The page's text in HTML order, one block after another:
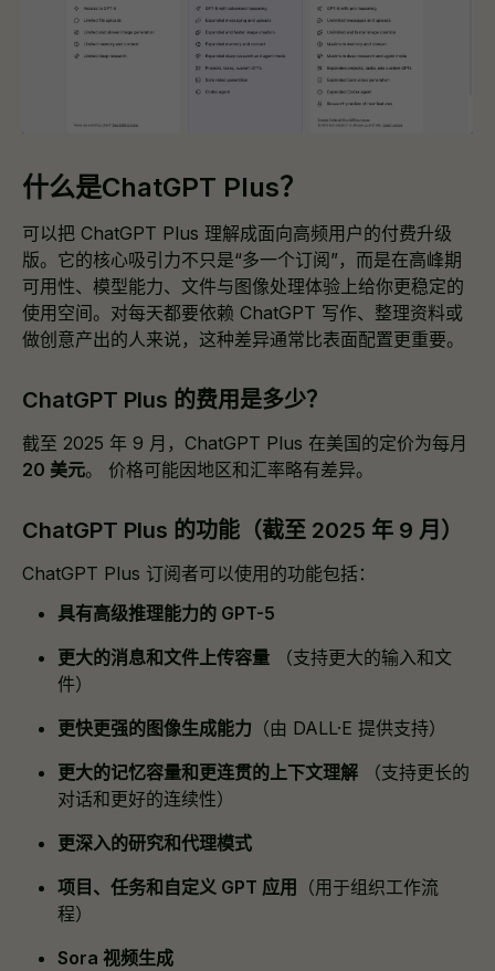
什么是ChatGPT Plus？
可以把 ChatGPT Plus 理解成面向高频用户的付费升级
版。它的核心吸引力不只是“多一个订阅”，而是在高峰期
可用性、模型能力、文件与图像处理体验上给你更稳定的
使用空间。对每天都要依赖 ChatGPT 写作、整理资料或
做创意产出的人来说，这种差异通常比表面配置更重要。
ChatGPT Plus 的费用是多少？
截至 2025 年 9 月，ChatGPT Plus 在美国的定价为每月
20 美元。 价格可能因地区和汇率略有差异。
ChatGPT Plus 的功能（截至 2025 年 9 月）
ChatGPT Plus 订阅者可以使用的功能包括：
具有高级推理能力的 GPT-5
更大的消息和文件上传容量 （支持更大的输入和文
件）
更快更强的图像生成能力 （由 DALL·E 提供支持）
更大的记忆容量和更连贯的上下文理解 （支持更长的
对话和更好的连续性）
更深入的研究和代理模式
项目、任务和自定义 GPT 应用
（用于组织工作流
程）
Sora 视频生成